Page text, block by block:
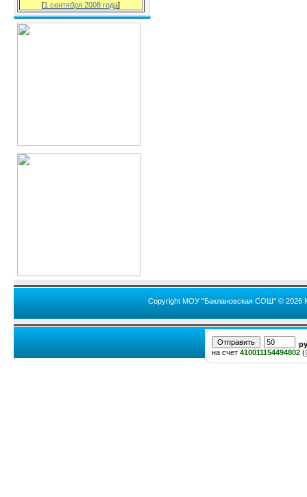
[1 сентября 2008 года]
Copyright МОУ "Баклановская СОШ" © 2026
на счет 410011154494802 (